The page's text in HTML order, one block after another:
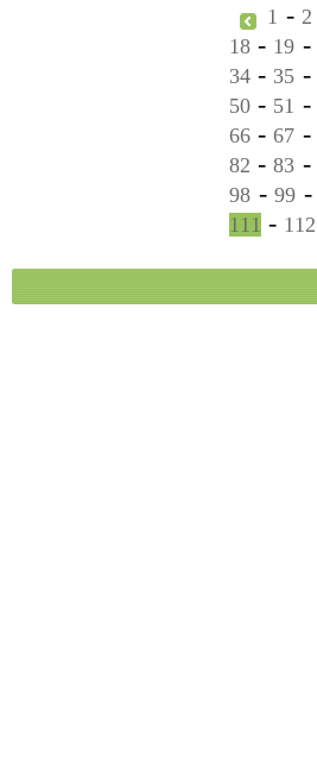
1 -2
18 - 19 -
34 - 35 -
50 - 51 -
66 -67 -
82 -83 -
98 -99 -
111 - 112